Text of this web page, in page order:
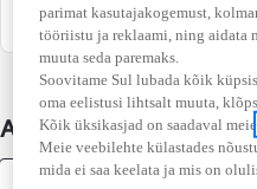
4,9 l / 100 km
Ei
Auto üksikasjad
parimat kasutajakogemust,
tööriistu ja reklaami, ning aidata
muuta seda paremaks.
Soovitame Sul lubada kõik
oma eelistusi lihtsalt muuta,
Kõik üksikasjad on saadaval
Meie veebilehte külastades
mida ei saa keelata ja mis on